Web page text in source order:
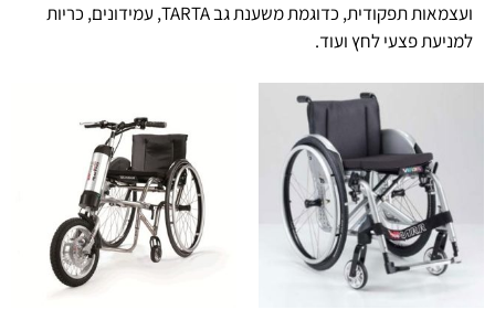
ועצמאות תפקודית, כדוגמת משענת גב TARTA, עמידונים, כריות
למניעת פצעי לחץ ועוד.